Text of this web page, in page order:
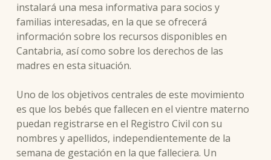
instalará una mesa informativa para socios y
familias interesadas, en la que se ofrecerá
información sobre los recursos disponibles en
Cantabria, así como sobre los derechos de las
madres en esta situación.
Uno de los objetivos centrales de este movimiento
es que los bebés que fallecen en el vientre materno
puedan registrarse en el Registro Civil con su
nombres y apellidos, independientemente de la
semana de gestación en la que falleciera. Un